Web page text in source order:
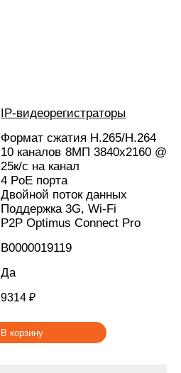
IP-видеорегистраторы
Формат сжатия H.265/H.264
10 каналов 8МП 3840х2160 @
25к/с на канал
4 PoE порта
Двойной поток данных
Поддержка 3G, Wi-Fi
P2P Optimus Connect Pro
В0000019119
Да
9314 ₽
В корзину